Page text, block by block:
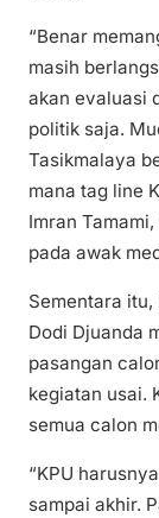
“Benar
masih
akan evaluasi
politik saja.
Tasikmalaya
mana tag line
Imran
pada awak
Sementara itu,
Dodi Djuanda
pasangan
kegiatan usai.
semua calon
“KPU
sampai akhir.